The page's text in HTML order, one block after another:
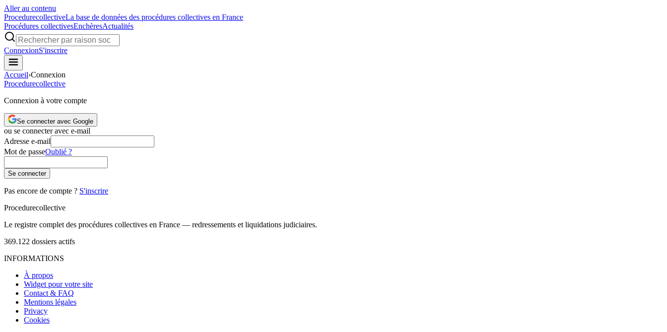
Aller au contenu
ProcedurecollectiveLa base de données des procédures collectives en France
Procédures collectivesEnchèresActualités
ConnexionS'inscrire
Accueil›Connexion
Procedurecollective
Connexion à votre compte
Se connecter avec Google
ou se connecter avec e-mail
Adresse e-mail
Mot de passeOublié ?
Se connecter
Pas encore de compte ? S'inscrire
Procedurecollective
Le registre complet des procédures collectives en France — redressements et liquidations judiciaires.
369.122 dossiers actifs
INFORMATIONS
À propos
Widget pour votre site
Contact & FAQ
Mentions légales
Privacy
Cookies